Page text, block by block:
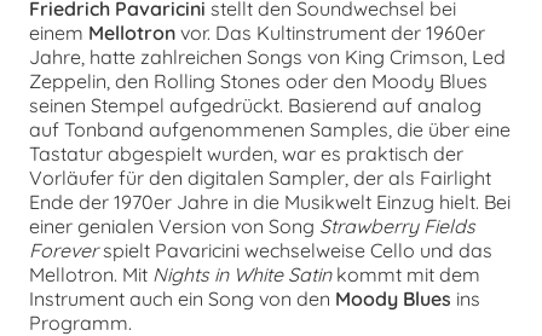
Friedrich Pavaricini stellt den Soundwechsel bei
einem Mellotron vor. Das Kultinstrument der 1960er
Jahre, hatte zahlreichen Songs von King Crimson, Led
Zeppelin, den Rolling Stones oder den Moody Blues
seinen Stempel aufgedrückt. Basierend auf analog
auf Tonband aufgenommenen Samples, die über eine
Tastatur abgespielt wurden, war es praktisch der
Vorläufer für den digitalen Sampler, der als Fairlight
Ende der 1970er Jahre in die Musikwelt Einzug hielt. Bei
einer genialen Version von Song Strawberry Fields
Foreverspielt Pavaricini wechselweise Cello und das
Mellotron. Mit Nights in White Satinkommt mit dem
Instrument auch ein Song von den Moody Blues ins
Programm.